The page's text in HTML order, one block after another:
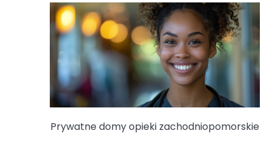
Prywatne domy opieki zachodniopomorskie